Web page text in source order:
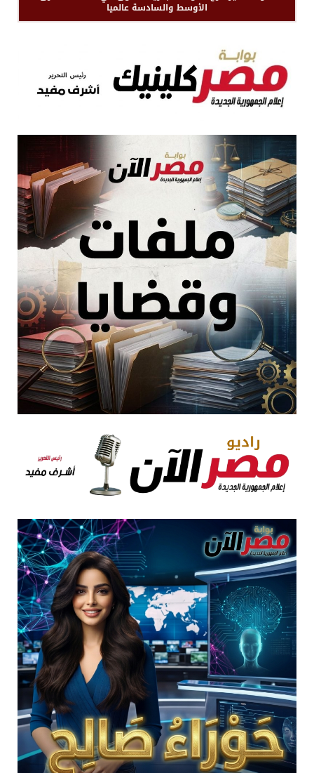
الأوسط والسادسة عالميا